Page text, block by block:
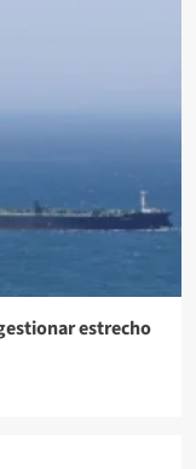
estrecho